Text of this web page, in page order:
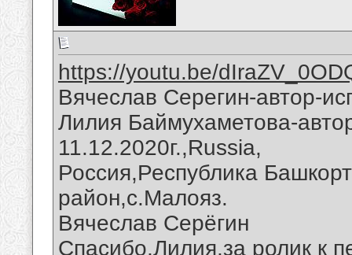
https://youtu.be/
Вячеслав Серегин-автор-
Лилия Баймухаметова-
11.12.2020г.,Russia,
Россия,Республика
район,с.Малояз.
Вячеслав Серёгин
Спасибо,Лилия,за ролик к